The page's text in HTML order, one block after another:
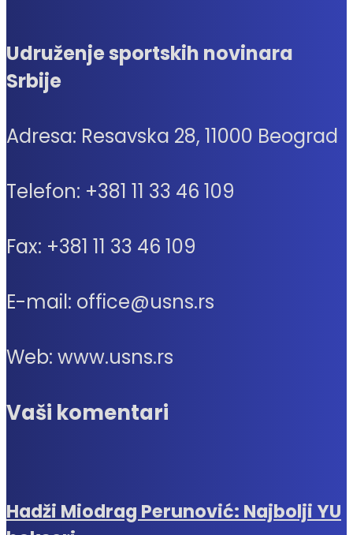
Udruženje sportskih novinara
Srbije
Adresa: Resavska 28, 11000 Beograd
Telefon: +381 11 33 46 109
Fax: +381 11 33 46 109
E-mail: office@usns.rs
Web: www.usns.rs
Vaši komentari
Hadži Miodrag Perunović: Najbolji YU